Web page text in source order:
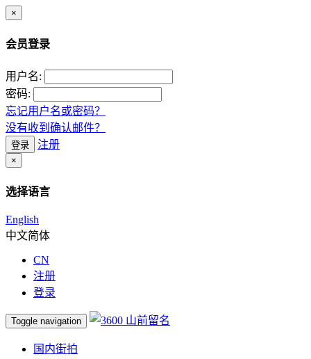
×
会员登录
用户名:
密码:
忘记用户名或密码？
没有收到确认邮件？
登录 注册
×
选择语言
English
中文简体
CN
注册
登录
Toggle navigation
国内街拍